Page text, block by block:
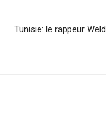
Tunisie: le rappeur